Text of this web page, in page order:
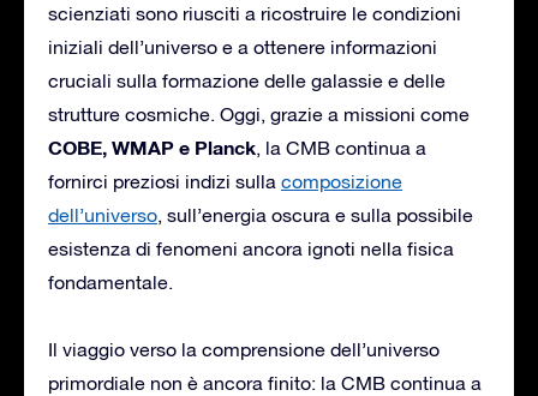
scienziati sono riusciti a ricostruire le condizioni
iniziali dell’universo e a ottenere informazioni
cruciali sulla formazione delle galassie e delle
strutture cosmiche. Oggi, grazie a missioni come
COBE, WMAP e Planck, la CMB continua a
fornirci preziosi indizi sulla composizione
dell’universo, sull’energia oscura e sulla possibile
esistenza di fenomeni ancora ignoti nella fisica
fondamentale.
Il viaggio verso la comprensione dell’universo
primordiale non è ancora finito: la CMB continua a